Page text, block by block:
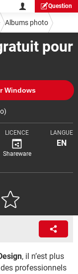
Question
pour
Windows
LICENCE
Shareware
LANGUE
EN
Albums photo
, il n’est plus
professionnels